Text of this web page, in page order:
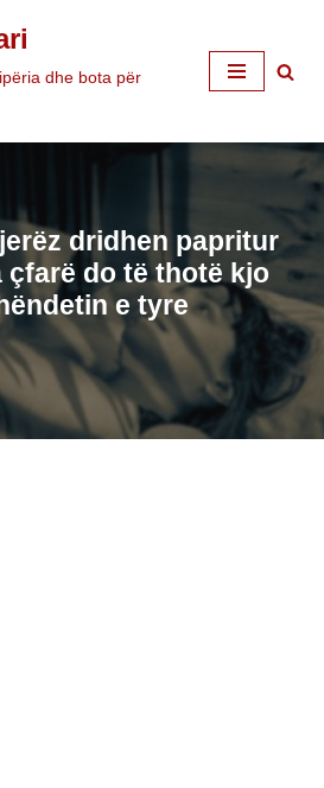
dhe bota për
dridhen papritur
çfarë do të thotë kjo
e tyre